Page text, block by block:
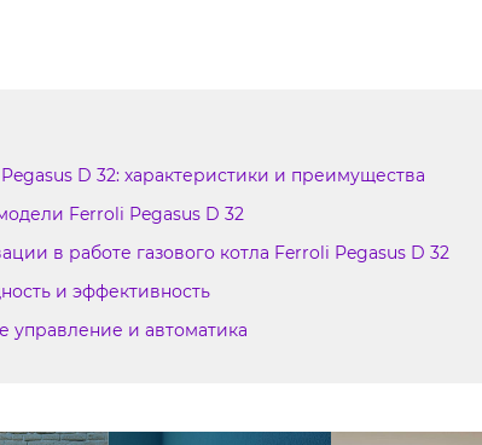
D 32: характеристики и преимущества
Ferroli Pegasus D 32
в работе газового котла Ferroli Pegasus D 32
и эффективность
управление и автоматика